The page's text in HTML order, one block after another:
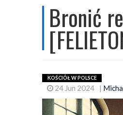
Bronić
KOŚCIÓŁ W POLSCE
24 Jun 2024 |